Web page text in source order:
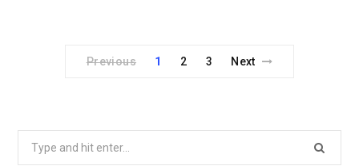
Previous 1 2 3 Next